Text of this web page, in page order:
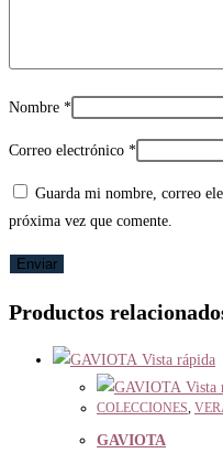
Nombre *
Correo electrónico *
Guarda mi nombre, correo
próxima vez que comente.
Productos
Vista rápida
Vista
COLECCIONES
GAVIOTA